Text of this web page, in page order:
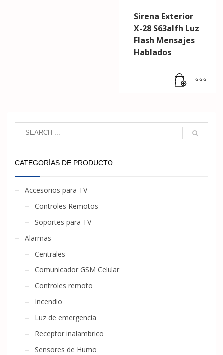
Sirena Exterior
X-28 S63alfh Luz
Flash Mensajes
Hablados
CATEGORÍAS DE PRODUCTO
Accesorios para TV
Controles Remotos
Soportes para TV
Alarmas
Centrales
Comunicador GSM Celular
Controles remoto
Incendio
Luz de emergencia
Receptor inalambrico
Sensores de Humo